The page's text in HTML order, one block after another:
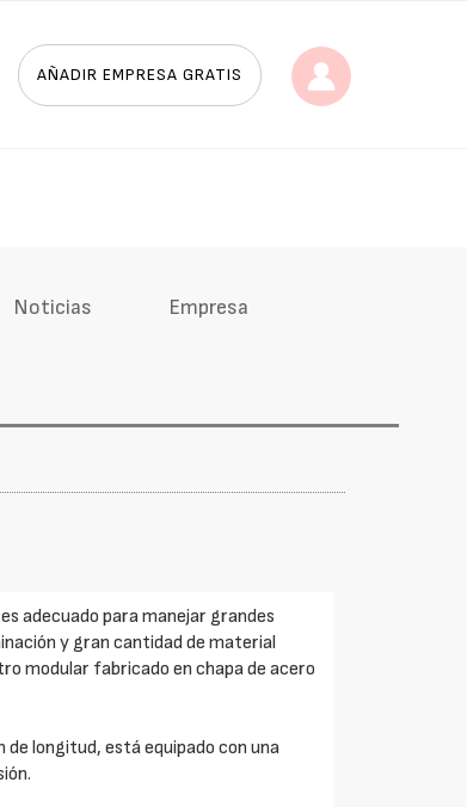
AÑADIR EMPRESA GRATIS
Noticias Empresa
adecuado para manejar grandes
y gran cantidad de material
modular fabricado en chapa de acero
longitud, está equipado con una